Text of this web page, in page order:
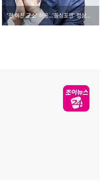
'전 여친 고소' 허웅…'돌싱포맨' 정상방송되나 "논의중"